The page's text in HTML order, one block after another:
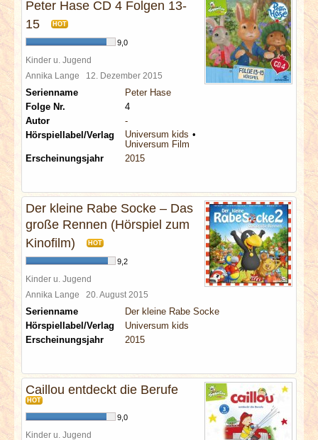
Peter Hase CD 4 Folgen 13-
15
HOT
9,0
Kinder u. Jugend
Annika Lange 12. Dezember 2015
Serienname
Peter Hase
Folge Nr.
4
Autor
-
Hörspiellabel/Verlag
Universum kids
Universum Film
Erscheinungsjahr
2015
Der kleine Rabe Socke – Das
große Rennen (Hörspiel zum
Kinofilm)
HOT
9,2
Kinder u. Jugend
Annika Lange 20. August 2015
Serienname
Der kleine Rabe Socke
Hörspiellabel/Verlag
Universum kids
Erscheinungsjahr
2015
Caillou entdeckt die Berufe
HOT
9,0
Kinder u. Jugend